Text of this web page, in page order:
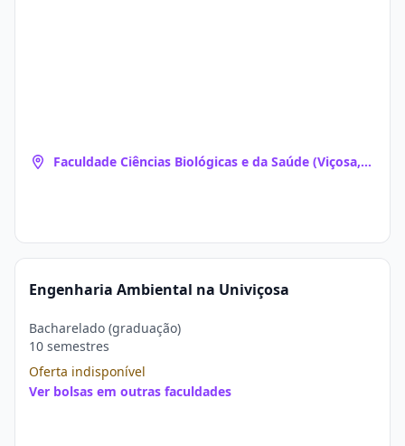
Faculdade Ciências Biológicas e da Saúde (Viçosa,
Engenharia Ambiental na Univiçosa
Bacharelado (graduação)
10 semestres
Oferta indisponível
Ver bolsas em outras faculdades